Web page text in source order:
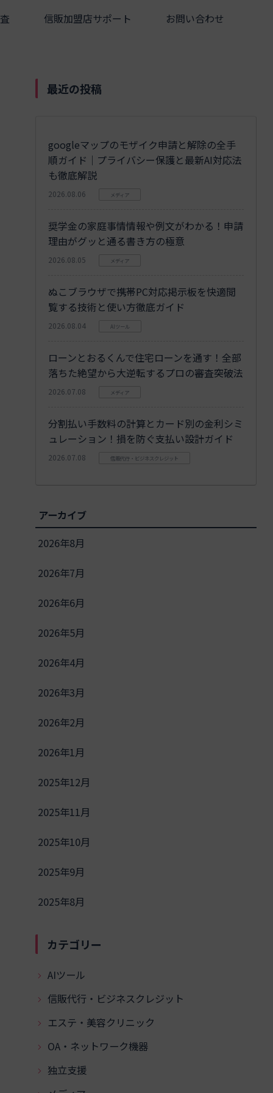
信販加盟店サポート お問い合わせ
最近の投稿
googleマップのモザイク申請と解除の全手
順ガイド｜プライバシー保護と最新AI対応法
も徹底解説
2026.08.06 メディア
奨学金の家庭事情情報や例文がわかる！申請
理由がグッと通る書き方の極意
2026.08.05 メディア
ぬこブラウザで携帯PC対応掲示板を快適閲
覧する技術と使い方徹底ガイド
2026.08.04 AIツール
ローンとおるくんで住宅ローンを通す！全部
落ちた絶望から大逆転するプロの審査突破法
2026.07.08 メディア
分割払い手数料の計算とカード別の金利シミ
ュレーション！損を防ぐ支払い設計ガイド
2026.07.08 信販代行・ビジネスクレジット
アーカイブ
2026年8月
2026年7月
2026年6月
2026年5月
2026年4月
2026年3月
2026年2月
2026年1月
2025年12月
2025年11月
2025年10月
2025年9月
2025年8月
カテゴリー
AIツール
信販代行・ビジネスクレジット
エステ・美容クリニック
OA・ネットワーク機器
独立支援